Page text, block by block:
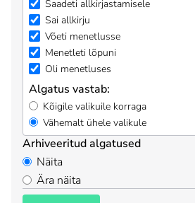
Saadeti allkirjastamisele
Sai allkirju
Võeti menetlusse
Menetleti lõpuni
Oli menetluses
Algatus vastab:
Kõigile valikuile korraga
Vähemalt ühele valikule
Arhiveeritud algatused
Näita
Ära näita